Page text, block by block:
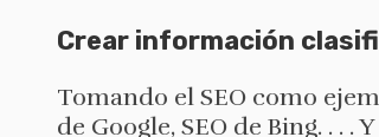
Crear información
Tomando el SEO como
de Google, SEO de Bing. . .